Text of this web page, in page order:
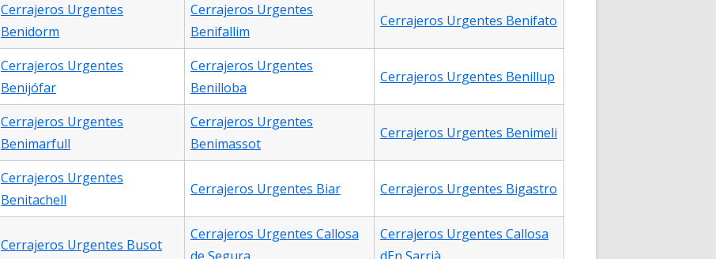
Cerrajeros Urgentes
Benidorm
Cerrajeros Urgentes
Benifallim
Cerrajeros Urgentes Benifato
Cerrajeros Urgentes
Benijófar
Cerrajeros Urgentes
Benilloba
Cerrajeros Urgentes Benillup
Cerrajeros Urgentes
Benimarfull
Cerrajeros Urgentes
Benimassot
Cerrajeros Urgentes Benimeli
Cerrajeros Urgentes
Benitachell
Cerrajeros Urgentes Biar Cerrajeros Urgentes Bigastro
Cerrajeros Urgentes Busot
Cerrajeros Urgentes Callosa
Cerrajeros Urgentes Callosa